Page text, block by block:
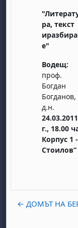
ра, текст
е"
Водещ:
проф.
Богдан
Богданов,
д.н.
24.03.2011
г., 18.00
Корпус 1
Стоилов”
← ДОМЪТ НА